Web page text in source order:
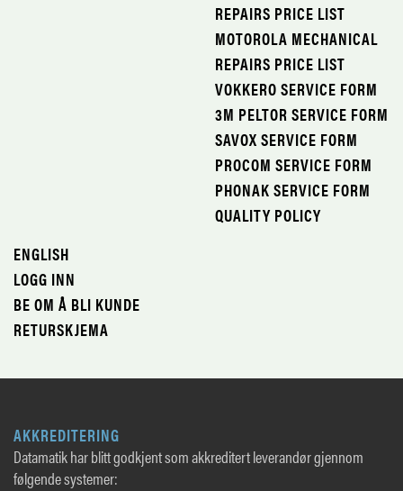
REPAIRS PRICE LIST
MOTOROLA MECHANICAL
REPAIRS PRICE LIST
VOKKERO SERVICE FORM
3M PELTOR SERVICE FORM
SAVOX SERVICE FORM
PROCOM SERVICE FORM
PHONAK SERVICE FORM
QUALITY POLICY
ENGLISH
LOGG INN
BE OM Å BLI KUNDE
RETURSKJEMA
AKKREDITERING
Datamatik har blitt godkjent som akkreditert leverandør gjennom
følgende systemer: